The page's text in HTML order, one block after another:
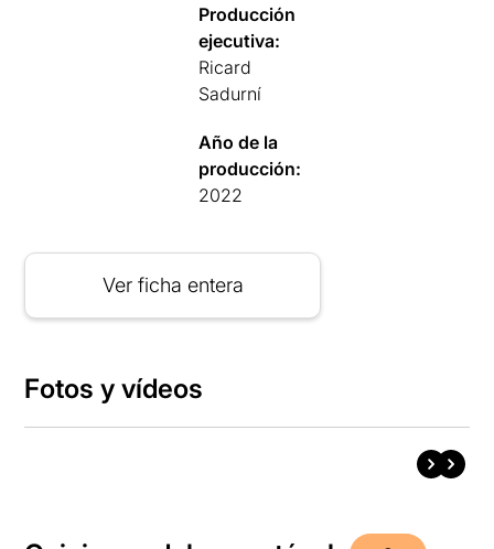
Producción
ejecutiva:
Ricard
Sadurní
Año de la
producción:
2022
Ver ficha entera
Fotos y vídeos